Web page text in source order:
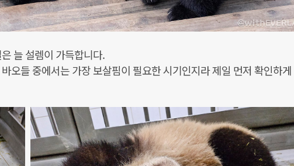
늘 설렘이 가득합니다.
오들 중에서는 가장 보살핌이 필요한 시기인지라 제일 먼저 확인하